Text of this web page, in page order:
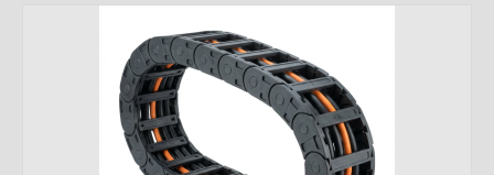
Grúas
Máquina herramienta
Agricultura
Offshore